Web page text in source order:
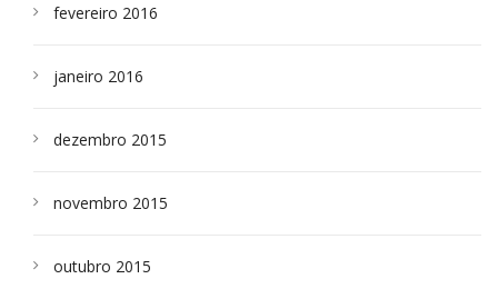
fevereiro 2016
janeiro 2016
dezembro 2015
novembro 2015
outubro 2015